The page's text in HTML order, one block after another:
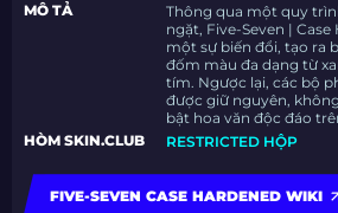
MÔ TẢ
Thông qua một quy
ngặt, Five-Seven |
một sự biến đổi, tạo ra
đốm màu đa dạng từ
tím. Ngược lại, các bộ
được giữ nguyên,
bật hoa văn độc đáo
HÒM SKIN.CLUB
RESTRICTED HỘP
FIVE-SEVEN CASE HARDENED WIKI